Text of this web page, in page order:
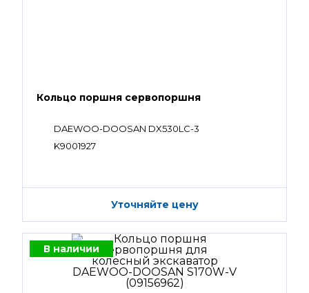
Кольцо поршня сервопоршня
DAEWOO-DOOSAN DX530LC-3
K9001927
Уточняйте цену
В наличии